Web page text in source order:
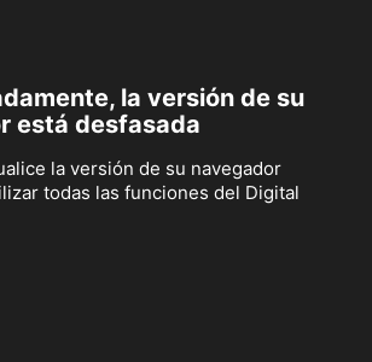
la versión de su
está desfasada
la versión de su navegador
todas las funciones del Digital